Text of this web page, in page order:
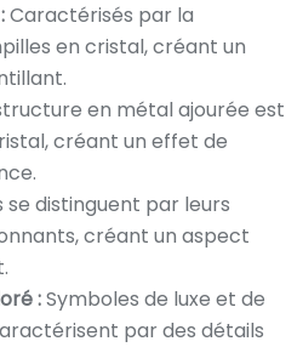
Caractérisés par la
en cristal, créant un
en métal ajourée est
créant un effet de
se distinguent par leurs
créant un aspect
:Symboles de luxe et de
par des détails